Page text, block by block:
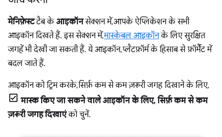
मेनिफ़ेस्टटैब केआइकॉनसेक्शन में, आपके ऐप्लिकेशन के सभी
आइकॉन दिखते हैं. इस सेक्शन में,मास्केबल आइकॉनके लिए सुरक्षित
जगहें भी देखी जा सकती हैं. ये आइकॉन, प्लैटफ़ॉर्म के हिसाब से फ़ॉर्मैट में
बदल जाते हैं.
आइकॉन को ट्रिम करके, सिर्फ़ कम से कम ज़रूरी जगह दिखाने के लिए,
मास्क किए जा सकने वाले आइकॉन के लिए, सिर्फ़ कम से कम
ज़रूरी जगह दिखाएंको चुनें.